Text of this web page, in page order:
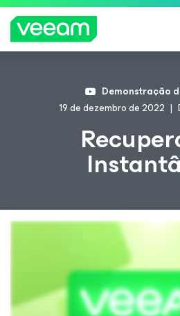
Orientações da Veeam
pela atualização deDemonstração
19 de dezembro de 2022